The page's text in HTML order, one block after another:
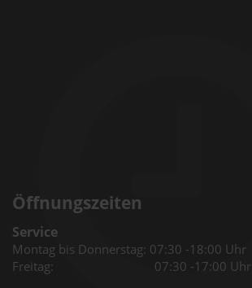
Öffnungszeiten
Service
Montag bis Donnerstag: 07:30 -18:00 Uhr
Freitag: 07:30 -17:00 Uhr